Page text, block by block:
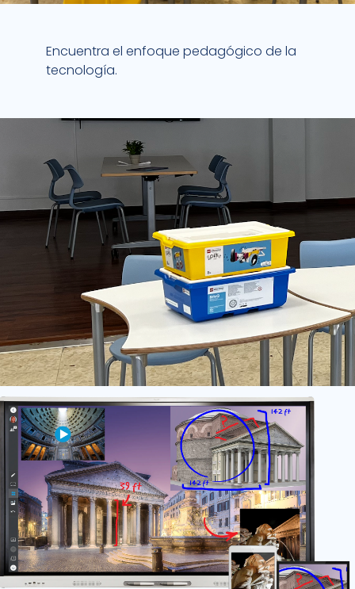
Encuentra el enfoque pedagógico de la
tecnología.